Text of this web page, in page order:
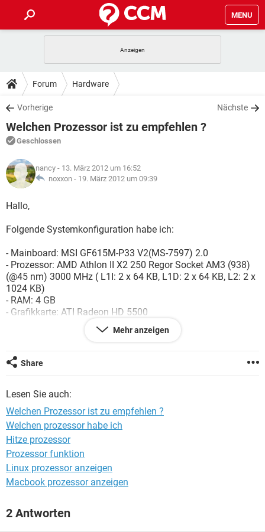
MENU
ANDROID
WINDOWS 10
WHATSAPP TIKTOK
FACEBOOK
TIPPS & TRICKS
SPIELE
WINDOWS 10
WHATSAPP
FACEBOOK HARDWARE
DOWNLOADS
SPIELE STREAMING
ANDROID
WINDOWS 10
WHATSAPP
FACEBOOK
FORUM
SPIELE
ANDROID IOS
LEXIKON
SPIELE
ANDROID
WINDOWS 10 INSTAGRAM
WHATSAPP TIKTOK
FACEBOOK HARDWARE
Forum Hardware
Vorherige Nächste
Welchen Prozessor ist zu empfehlen ?
Geschlossen
nancy - 13. März 2012 um 16:52
noxxon - 19. März 2012 um 09:39
Hallo,
Folgende Systemkonfiguration habe ich:
- Mainboard: MSI GF615M-P33 V2(MS-7597) 2.0
- Prozessor: AMD Athlon II X2 250 Regor Socket AM3 (938)
(@45 nm) 3000 MHz ( L1I: 2 x 64 KB, L1D: 2 x 64 KB, L2: 2 x
1024 KB)
- RAM: 4 GB
- Grafikkarte: ATI Radeon HD 5500
Möchte meine Konfig. verbessern um Video-Streaming zu
meinen aktuellen Prozessor mit einem leistungsfähigen
Prozessor ersetzen ?
Danke für eure Antworte
Mehr anzeigen
Share
Lesen Sie auch:
Welchen Prozessor ist zu empfehlen ?
Welchen prozessor habe ich
Hitze prozessor
Prozessor funktion
Linux prozessor anzeigen
Macbook prozessor anzeigen
2 Antworten